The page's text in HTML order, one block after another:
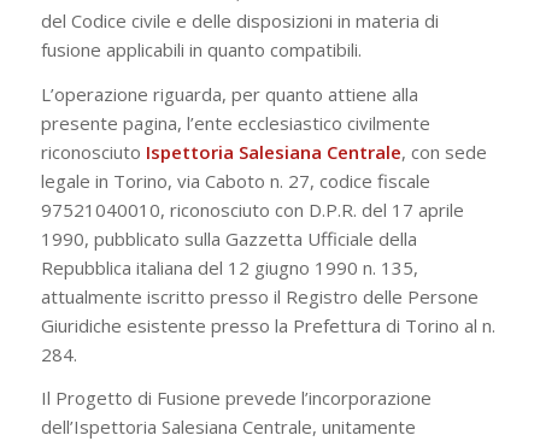
del Codice civile e delle disposizioni in materia di
fusione applicabili in quanto compatibili.
L’operazione riguarda, per quanto attiene alla
presente pagina, l’ente ecclesiastico civilmente
riconosciuto Ispettoria Salesiana Centrale, con sede
legale in Torino, via Caboto n. 27, codice fiscale
97521040010, riconosciuto con D.P.R. del 17 aprile
1990, pubblicato sulla Gazzetta Ufficiale della
Repubblica italiana del 12 giugno 1990 n. 135,
attualmente iscritto presso il Registro delle Persone
Giuridiche esistente presso la Prefettura di Torino al n.
284.
Il Progetto di Fusione prevede l’incorporazione
dell’Ispettoria Salesiana Centrale, unitamente